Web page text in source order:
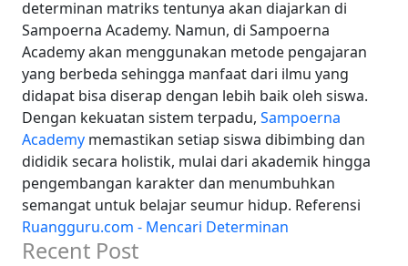
determinan matriks tentunya akan diajarkan di
Sampoerna Academy. Namun, di Sampoerna
Academy akan menggunakan metode pengajaran
yang berbeda sehingga manfaat dari ilmu yang
didapat bisa diserap dengan lebih baik oleh siswa.
Dengan kekuatan sistem terpadu, Sampoerna
Academy memastikan setiap siswa dibimbing dan
dididik secara holistik, mulai dari akademik hingga
pengembangan karakter dan menumbuhkan
semangat untuk belajar seumur hidup. Referensi
Ruangguru.com - Mencari Determinan
Recent Post